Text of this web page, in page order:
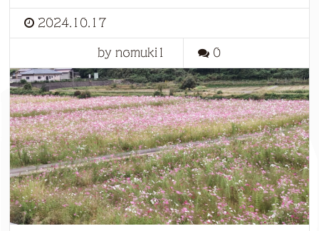
2024.10.17
by nomuki1 0